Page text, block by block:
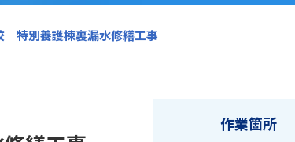
特別養護棟裏漏水修繕工事
作業箇所